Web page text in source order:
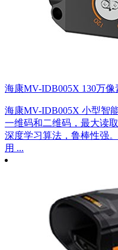
海康MV-IDB005X 130万
海康MV-IDB005X 小型智能
一维码和二维码，最大读
深度学习算法，鲁棒性强
用 ...